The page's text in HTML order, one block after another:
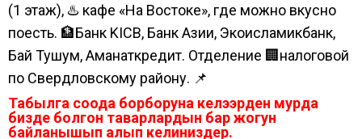
(1 этаж), ♨️ кафе «На Востоке», где можно вкусно
поесть. 🏦Банк KICB, Банк Азии, Экоисламикбанк,
Бай Тушум, Аманаткредит. Отделение 🏢налоговой
по Свердловскому району. 📌
Табылга соода борборуна келээрден мурда
бизде болгон таварлардын бар жогун
байланышып алып келиниздер.